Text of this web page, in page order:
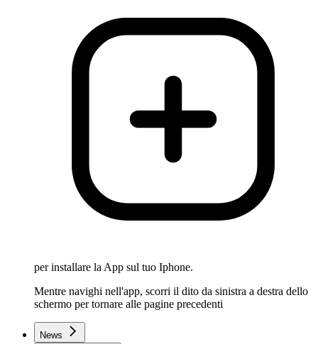
per installare la App sul tuo Iphone.
Mentre navighi nell'app, scorri il dito da sinistra a destra dello
schermo per tornare alle pagine precedenti
News